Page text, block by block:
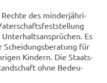
des min­der­jäh­ri­
Es
Schei­dungs­be­ra­tung für
Kin­dern. Die Staats­
ohne Be­deu­